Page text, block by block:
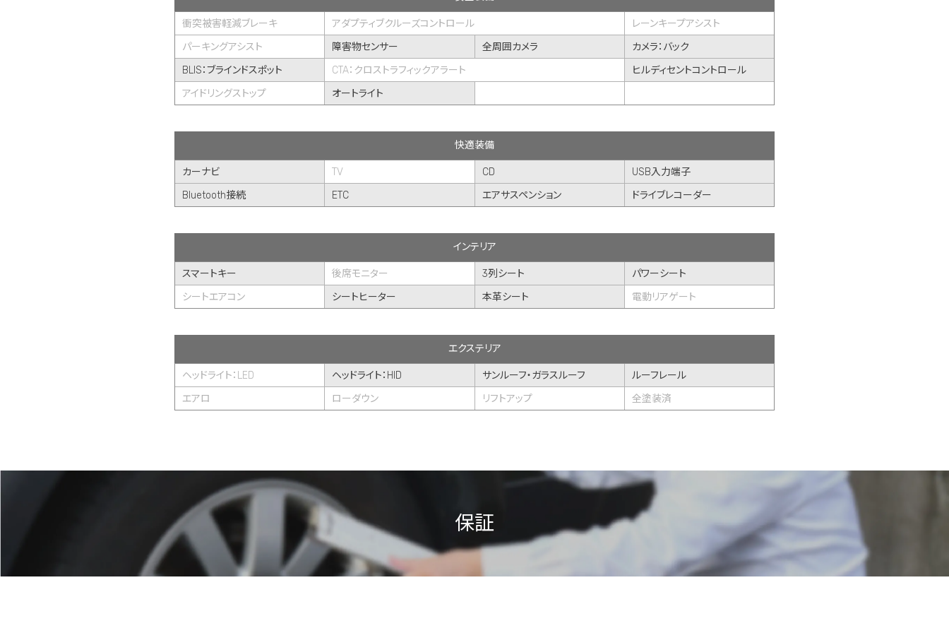
衝突被害軽減ブレーキ アダプティブクルーズコントロール
レーンキープアシスト
パーキングアシスト
障害物センサー 全周囲カメラ
カメラ：バック
BLIS：ブラインドスポット
CTA：クロストラフィックアラート
ヒルディセントコントロール
アイドリングストップ
オートライト
快適装備
カーナビ TV CD
USB入力端子
Bluetooth接続
ETC エアサスペンション ドライブレコーダー
インテリア
スマートキー 後席モニター 3列シート
パワーシート
シートエアコン
シートヒーター 本革シート 電動リアゲート
エクステリア
ヘッドライト：LED ヘッドライト：HID サンルーフ・ガラスルーフ
ルーフレール
エアロ
ローダウン リフトアップ 全塗装済
保証